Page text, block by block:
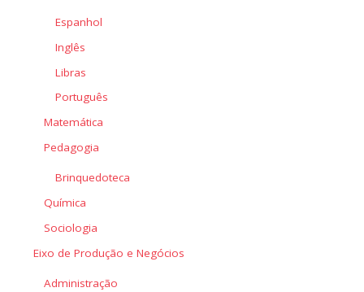
Espanhol
Inglês
Libras
Português
Matemática
Pedagogia
Brinquedoteca
Química
Sociologia
Eixo de Produção e Negócios
Administração